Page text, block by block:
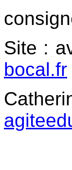
Site :
bocal.fr